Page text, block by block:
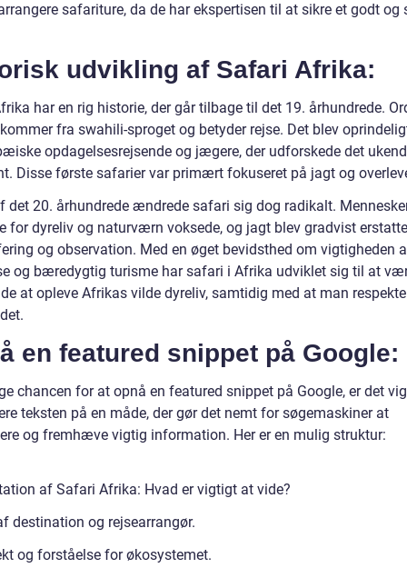
safariture, da de har ekspertisen til at sikre et godt og
udvikling af Safari Afrika:
har en rig historie, der går tilbage til det 19. århundrede.
fra swahili-sproget og betyder rejse. Det blev
opdagelsesrejsende og jægere, der udforskede det
Disse første safarier var primært fokuseret på jagt og
det 20. århundrede ændrede safari sig dog radikalt.
for dyreliv og naturværn voksede, og jagt blev gradvist
og observation. Med en øget bevidsthed om vigtigheden
og bæredygtig turisme har safari i Afrika udviklet sig til at
at opleve Afrikas vilde dyreliv, samtidig med at man
en featured snippet på Google:
chancen for at opnå en featured snippet på Google, er det
teksten på en måde, der gør det nemt for søgemaskiner at
og fremhæve vigtig information. Her er en mulig struktur:
af Safari Afrika: Hvad er vigtigt at vide?
destination og rejsearrangør.
og forståelse for økosystemet.